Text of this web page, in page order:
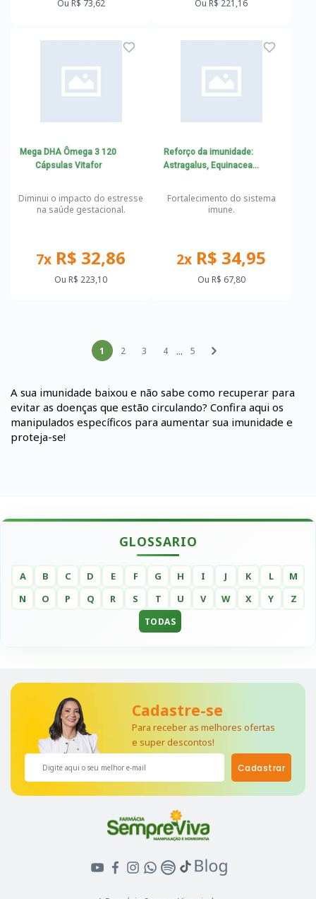
Ou R$ 73,62 Ou R$ 221,16
Mega DHA Ômega 3 120
Cápsulas Vitafor
Diminui o impacto do estresse
na saúde gestacional.
7x R$ 32,86
Ou R$ 223,10
Reforço da imunidade:
Astragalus, Equinacea,
Fortalecimento do sistema
imune.
2x R$ 34,95
Ou R$ 67,80
1 2 3 4 ... 5
A sua imunidade baixou e não sabe como recuperar para
evitar as doenças que estão circulando? Confira aqui os
manipulados específicos para aumentar sua imunidade e
proteja-se!
GLOSSARIO
A B C D E F G H I J K L
M
N
O P Q R S T U V W X Y Z
TODAS
Cadastre-se
Para receber as melhores ofertas
e super descontos!
Cadastrar